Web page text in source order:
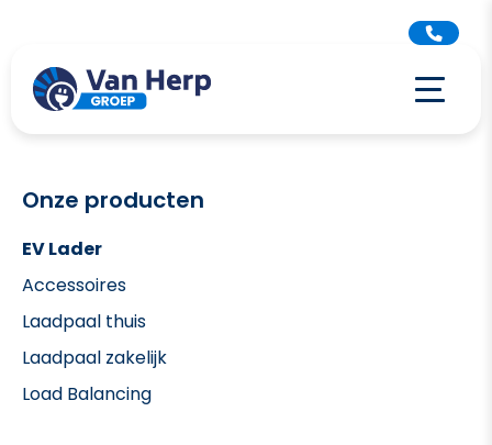
Onze producten
EV Lader
Accessoires
Laadpaal thuis
Laadpaal zakelijk
Load Balancing